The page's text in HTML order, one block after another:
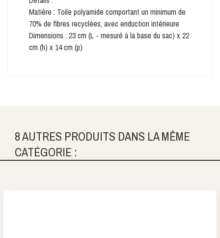
Matière : Toile polyamide comportant un minimum de
70% de fibres recyclées, avec enduction intérieure
Dimensions : 23 cm (L - mesuré à la base du sac) x 22
cm (h) x 14 cm (p)
8 AUTRES PRODUITS DANS LA MÊME
CATÉGORIE :